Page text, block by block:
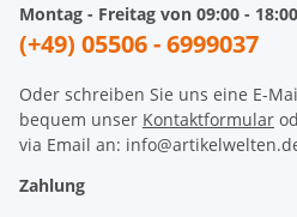
Montag - Freitag von 09:00 -
(+49) 05506 - 6999037
Oder schreiben Sie uns eine E-
bequem unser Kontaktformular
via Email an:
Zahlung